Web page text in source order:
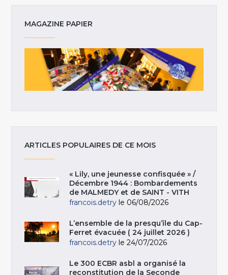
MAGAZINE PAPIER
ARTICLES POPULAIRES DE CE MOIS
« Lily, une jeunesse confisquée » /
Décembre 1944 : Bombardements
de MALMEDY et de SAINT - VITH
francois.detry le 06/08/2026
L’ensemble de la presqu’île du Cap-
Ferret évacuée ( 24 juillet 2026 )
francois.detry le 24/07/2026
Le 300 ECBR asbl a organisé la
reconstitution de la Seconde